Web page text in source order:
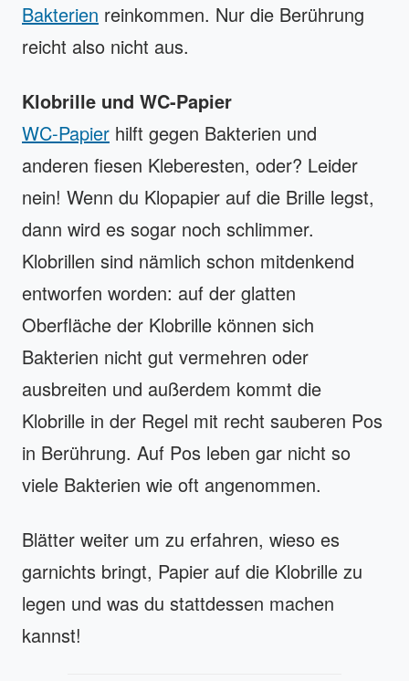
Bakterien reinkommen. Nur die Berührung
reicht also nicht aus.
Klobrille und WC-Papier
WC-Papier hilft gegen Bakterien und
anderen fiesen Kleberesten, oder? Leider
nein! Wenn du Klopapier auf die Brille legst,
dann wird es sogar noch schlimmer.
Klobrillen sind nämlich schon mitdenkend
entworfen worden: auf der glatten
Oberfläche der Klobrille können sich
Bakterien nicht gut vermehren oder
ausbreiten und außerdem kommt die
Klobrille in der Regel mit recht sauberen Pos
in Berührung. Auf Pos leben gar nicht so
viele Bakterien wie oft angenommen.
Blätter weiter um zu erfahren, wieso es
garnichts bringt, Papier auf die Klobrille zu
legen und was du stattdessen machen
kannst!